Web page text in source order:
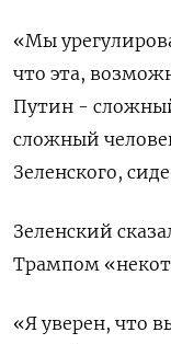
«Мы
что эта,
Путин -
сложный
Зеленского,
Зеленский
Трампом
«Я уверен, что